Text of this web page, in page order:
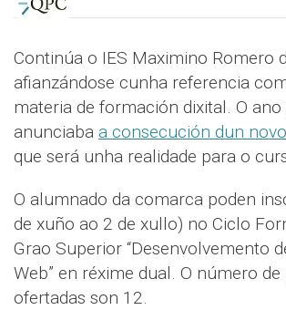
Continúa o IES Maximino Romero
afianzándose cunha referencia
materia de formación dixital. O ano
anunciaba a consecución dun
que será unha realidade para o
O alumnado da comarca poden
de xuño ao 2 de xullo) no Ciclo
Grao Superior “Desenvolvemento
Web” en réxime dual. O número de
ofertadas son 12.